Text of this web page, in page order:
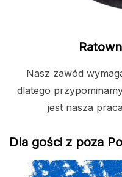
Nasz zawód
dlatego
jest nasza
Dla gości z poza